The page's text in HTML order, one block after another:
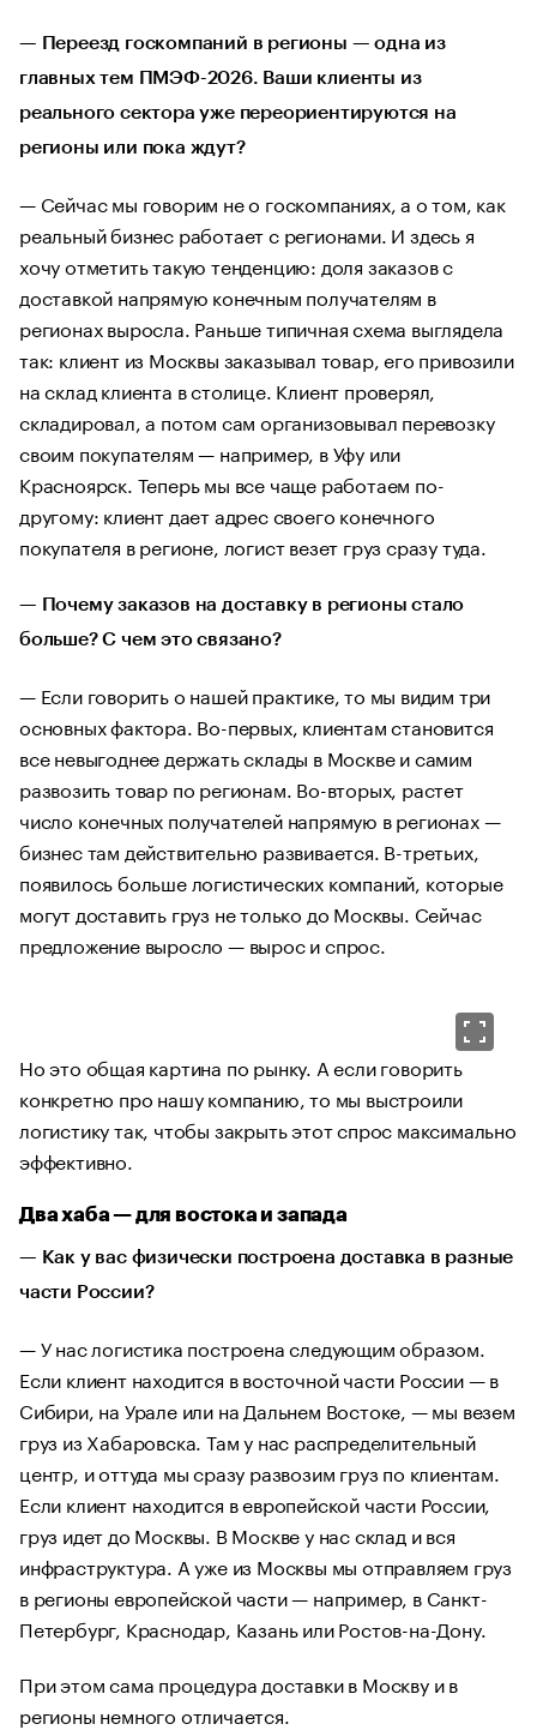
— Переезд госкомпаний в регионы — одна из
главных тем ПМЭФ-2026. Ваши клиенты из
реального сектора уже переориентируются на
регионы или пока ждут?
— Сейчас мы говорим не о госкомпаниях, а о том, как
реальный бизнес работает с регионами. И здесь я
хочу отметить такую тенденцию: доля заказов с
доставкой напрямую конечным получателям в
регионах выросла. Раньше типичная схема выглядела
так: клиент из Москвы заказывал товар, его привозили
на склад клиента в столице. Клиент проверял,
складировал, а потом сам организовывал перевозку
своим покупателям — например, в Уфу или
Красноярск. Теперь мы все чаще работаем по-
другому: клиент дает адрес своего конечного
покупателя в регионе, логист везет груз сразу туда.
— Почему заказов на доставку в регионы стало
больше? С чем это связано?
— Если говорить о нашей практике, то мы видим три
основных фактора. Во-первых, клиентам становится
все невыгоднее держать склады в Москве и самим
развозить товар по регионам. Во-вторых, растет
число конечных получателей напрямую в регионах —
бизнес там действительно развивается. В-третьих,
появилось больше логистических компаний, которые
могут доставить груз не только до Москвы. Сейчас
предложение выросло — вырос и спрос.
Но это общая картина по рынку. А если говорить
конкретно про нашу компанию, то мы выстроили
логистику так, чтобы закрыть этот спрос максимально
эффективно.
Два хаба — для востока и запада
— Как у вас физически построена доставка в разные
части России?
— У нас логистика построена следующим образом.
Если клиент находится в восточной части России — в
Сибири, на Урале или на Дальнем Востоке, — мы везем
груз из Хабаровска. Там у нас распределительный
центр, и оттуда мы сразу развозим груз по клиентам.
Если клиент находится в европейской части России,
груз идет до Москвы. В Москве у нас склад и вся
инфраструктура. А уже из Москвы мы отправляем груз
в регионы европейской части — например, в Санкт-
Петербург, Краснодар, Казань или Ростов-на-Дону.
При этом сама процедура доставки в Москву и в
регионы немного отличается.